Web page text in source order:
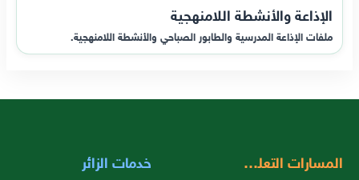
الإذاعة والأنشطة اللامنهجية
ملفات الإذاعة المدرسية والطابور الصباحي والأنشطة اللامنهجية.
المسارات التعليمية خدمات الزائر